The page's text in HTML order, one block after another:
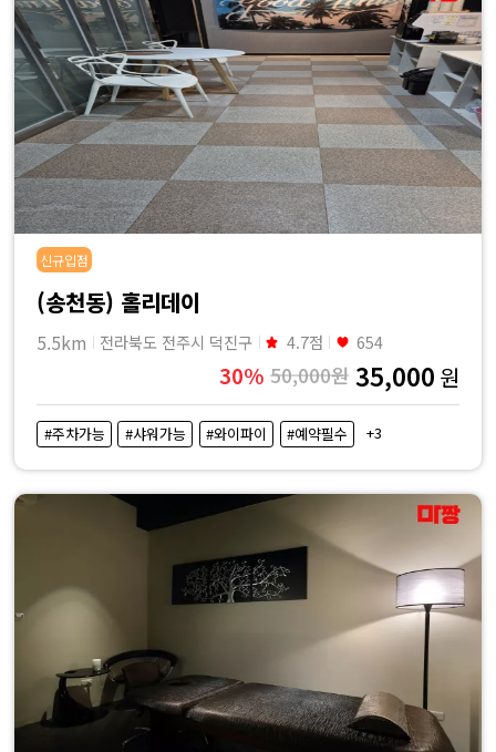
신규입점
(송천동) 홀리데이
5.5km 전라북도 전주시 덕진구 4.7점 654
30% 50,000원 35,000 원
#주차가능 #샤워가능 #와이파이 #예약필수 +3